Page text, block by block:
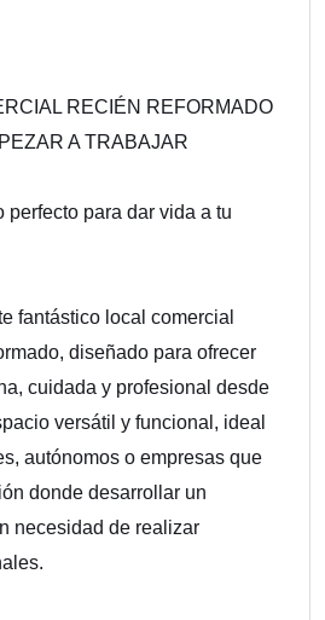
RECIÉN REFORMADO
A TRABAJAR
perfecto para dar vida a tu
fantástico local comercial
diseñado para ofrecer
cuidada y profesional desde
versátil y funcional, ideal
autónomos o empresas que
donde desarrollar un
necesidad de realizar